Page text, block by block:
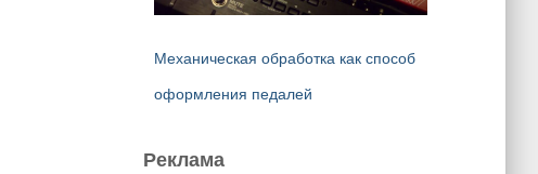
Механическая обработка как способ
оформления педалей
Реклама